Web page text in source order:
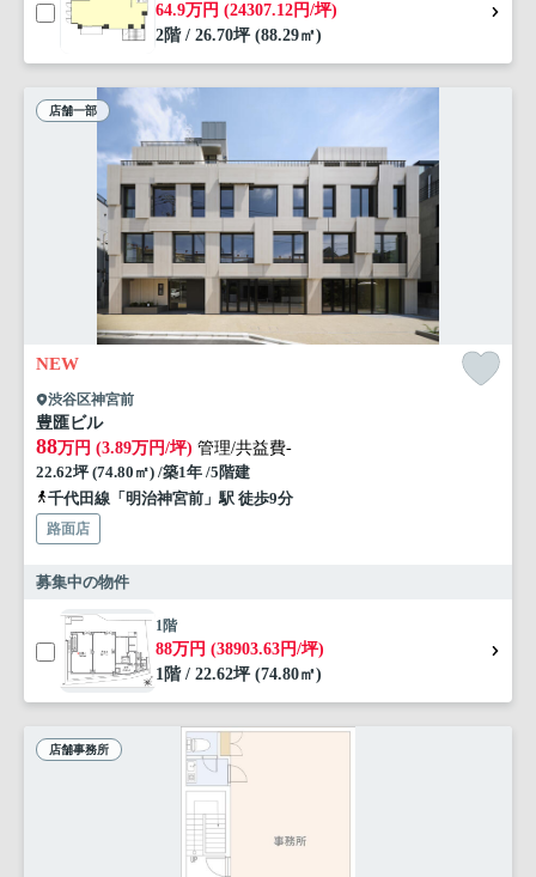
64.9万円 (24307.12円/坪)
2階 / 26.70坪 (88.29㎡)
店舗一部
NEW
渋谷区神宮前
豊匯ビル
88万円 (3.89万円/坪) 管理/共益費-
22.62坪 (74.80㎡) /築1年 /5階建
千代田線「明治神宮前」駅 徒歩9分
路面店
募集中の物件
1階
88万円 (38903.63円/坪)
1階 / 22.62坪 (74.80㎡)
店舗事務所